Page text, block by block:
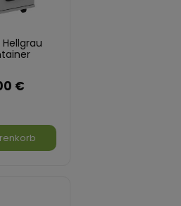
Hellgrau
€